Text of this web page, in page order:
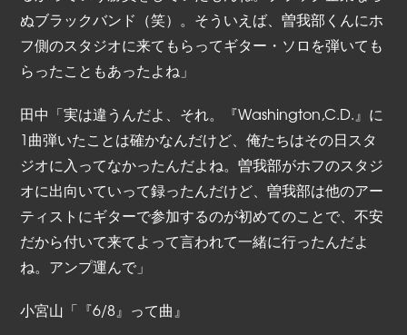
ぬブラックバンド（笑）。そういえば、曽我部くんにホ
フ側のスタジオに来てもらってギター・ソロを弾いても
らったこともあったよね」
田中「実は違うんだよ、それ。『Washington,C.D.』に
1曲弾いたことは確かなんだけど、俺たちはその日スタ
ジオに入ってなかったんだよね。曽我部がホフのスタジ
オに出向いていって録ったんだけど、曽我部は他のアー
ティストにギターで参加するのが初めてのことで、不安
だから付いて来てよって言われて一緒に行ったんだよ
ね。アンプ運んで」
小宮山「『6/8』って曲』